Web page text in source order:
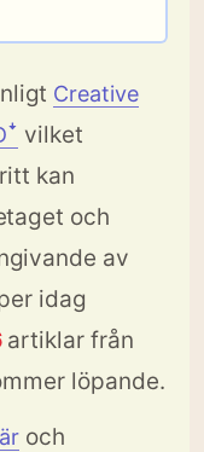
Creative
vilket
kan
och
av
idag
artiklar från
löpande.
och